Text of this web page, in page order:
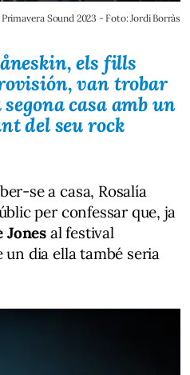
Sound 2023 - Foto: Jordi Borràs
els fills
van trobar
casa amb un
del seu rock
se a casa, Rosalía
per confessar que, ja
Jones al festival
dia ella també seria